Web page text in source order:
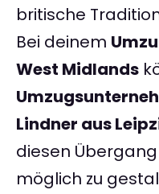
britische
Bei deinem
West Midlands
Lindner aus
diesen
möglich zu